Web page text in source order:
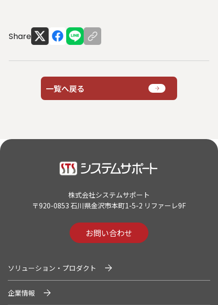
電子公告
システムサポートホールディングス
Share
一覧へ戻る
株式会社システムサポート
〒920-0853 石川県金沢市本町1-5-2 リファーレ9F
お問い合わせ
ソリューション・プロダクト
企業情報